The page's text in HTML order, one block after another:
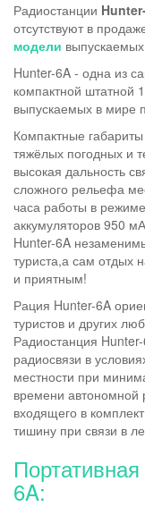
Радиостанции
отсутствуют в
модели
Hunter-6A - одна из
компактной штатной
выпускаемых в мире
Компактные
тяжёлых погодных и
высокая дальность
сложного рельефа
часа работы в
аккумуляторов 950
Hunter-6A
туриста,а сам отдых
и приятным!
Рация Hunter-6A
туристов и других
Радиостанция
радиосвязи в
местности при
времени
входящего в
тишину при связи в
6A: